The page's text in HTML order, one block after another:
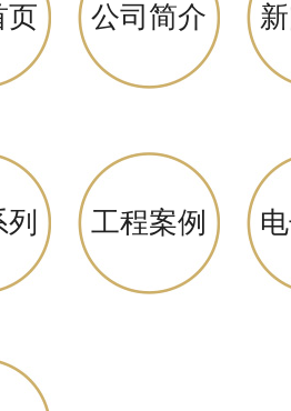
页 公司简介
工程案例